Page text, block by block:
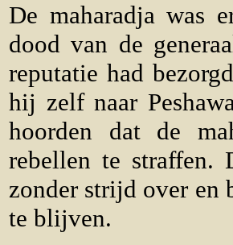
De maharadja was
dood van de
reputatie had
hij zelf naar
hoorden dat de
rebellen te straffen.
zonder strijd over en
te blijven.